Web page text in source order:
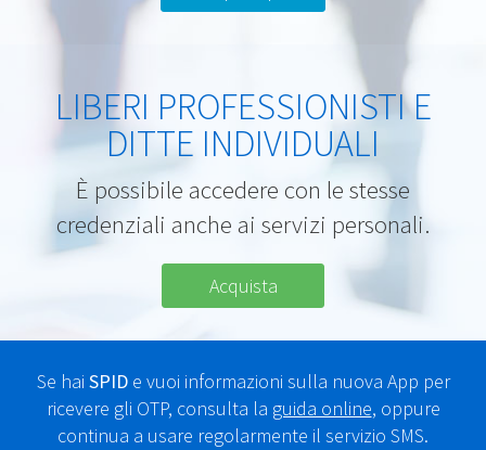
LIBERI PROFESSIONISTI E
DITTE INDIVIDUALI
È possibile accedere con le stesse
credenziali anche ai servizi personali.
Acquista
Se hai SPIDe vuoi informazioni sulla nuova App per
ricevere gli OTP, consulta la guida online, oppure
continua a usare regolarmente il servizio SMS.